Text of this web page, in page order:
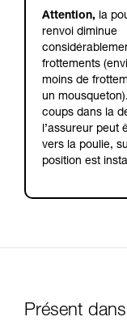
Attention, la
renvoi diminue
frottements
moins de
un
coups dans la
l’assureur peut
vers la poulie,
position est
Présent